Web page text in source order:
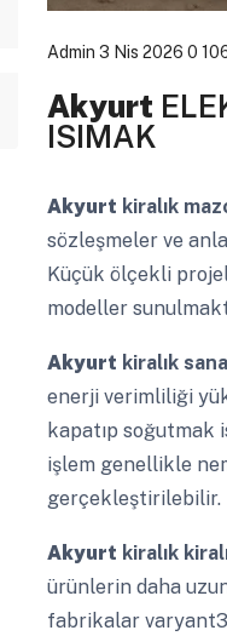
Admin 3 Nis 2026 0
Akyurt
ISIMAK
Akyurt kiralık
sözleşmeler ve
Küçük ölçekli
modeller
Akyurt kiralık
enerji verimliliği
kapatıp soğutmak
işlem genellikle
gerçekleştirilebilir.
Akyurt kiralık
ürünlerin daha
fabrikalar varyant3